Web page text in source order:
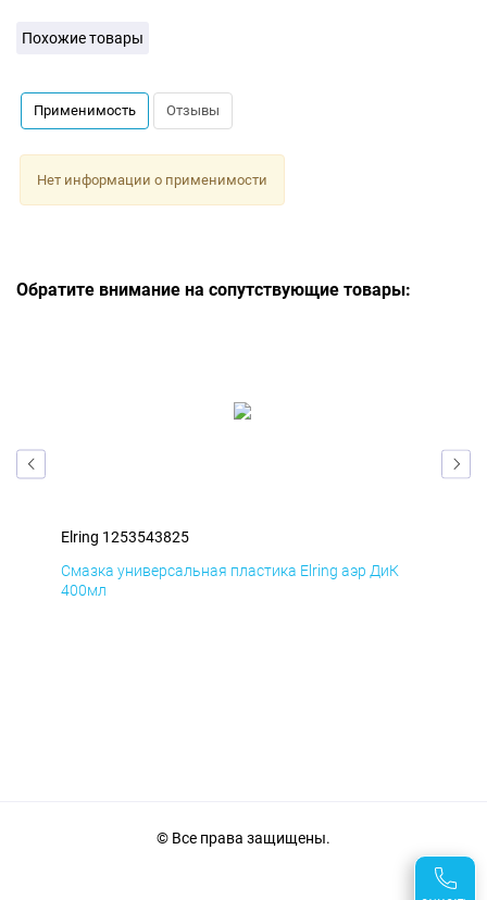
Похожие товары
Применимость Отзывы
Нет информации о применимости
Обратите внимание на сопутствующие товары:
Elring 1253543825
Смазка универсальная пластика Elring аэр ДиК
400мл
© Все права защищены.